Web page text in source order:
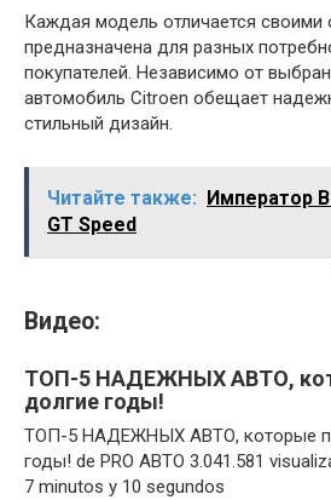
Каждая модель отличается своими
предназначена для разных
покупателей. Независимо от
автомобиль Citroen обещает
стильный дизайн.
Читайте также: Император
GT Speed
Видео:
ТОП-5 НАДЕЖНЫХ АВТО,
долгие годы!
ТОП-5 НАДЕЖНЫХ АВТО, которые
годы! de PRO АВТО 3.041.581
7 minutos y 10 segundos